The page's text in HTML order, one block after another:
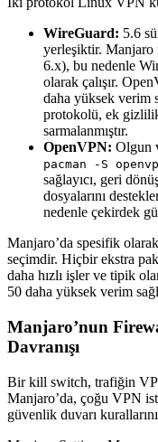
WireGuard: 5.6
yerleşiktir.
6.x), bu nedenle
olarak çalışır.
daha yüksek verim
protokolü, ek
sarmalanmıştır.
OpenVPN: Olgun
pacman -S
sağlayıcı, geri
dosyalarını
nedenle çekirdek
Manjaro’da spesifik
seçimdir. Hiçbir ekstra
daha hızlı işler ve tipik
50 daha yüksek verim
Manjaro’nun
Davranışı
Bir kill switch, trafiğin
Manjaro’da, çoğu VPN
güvenlik duvarı